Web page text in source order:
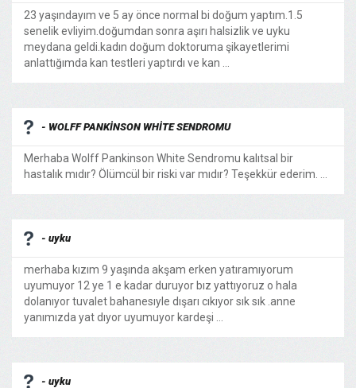
23 yaşındayım ve 5 ay önce normal bi doğum yaptım.1.5
senelik evliyim.doğumdan sonra aşırı halsizlik ve uyku
meydana geldi.kadın doğum doktoruma şikayetlerimi
anlattığımda kan testleri yaptırdı ve kan ...
- WOLFF PANKİNSON WHİTE SENDROMU
Merhaba Wolff Pankinson White Sendromu kalıtsal bir
hastalık mıdır? Ölümcül bir riski var mıdır? Teşekkür ederim. ...
- uyku
merhaba kızım 9 yaşında akşam erken yatıramıyorum
uyumuyor 12 ye 1 e kadar duruyor bız yattıyoruz o hala
dolanıyor tuvalet bahanesıyle dışarı cıkıyor sık sık .anne
yanımızda yat dıyor uyumuyor kardeşi ...
- uyku